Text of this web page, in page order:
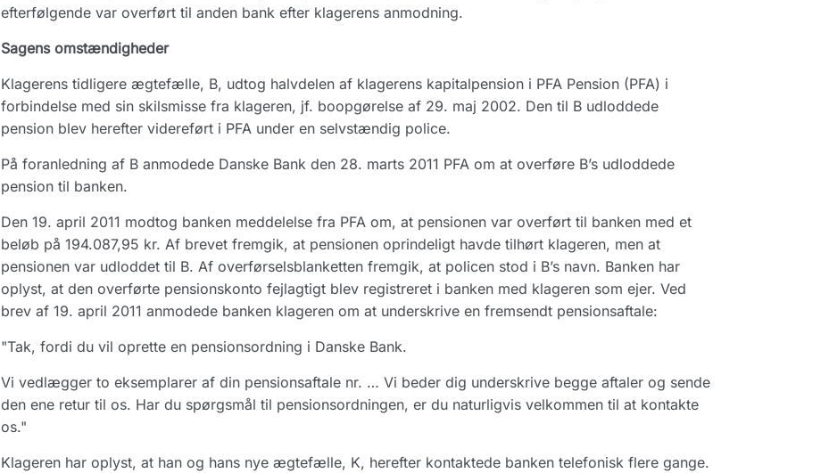
efterfølgende var overført til anden bank efter klagerens anmodning.
Sagens omstændigheder
Klagerens tidligere ægtefælle, B, udtog halvdelen af klagerens kapitalpension i PFA Pension (PFA) i
forbindelse med sin skilsmisse fra klageren, jf. boopgørelse af 29. maj 2002. Den til B udloddede
pension blev herefter videreført i PFA under en selvstændig police.
På foranledning af B anmodede Danske Bank den 28. marts 2011 PFA om at overføre B’s udloddede
pension til banken.
Den 19. april 2011 modtog banken meddelelse fra PFA om, at pensionen var overført til banken med et
beløb på 194.087,95 kr. Af brevet fremgik, at pensionen oprindeligt havde tilhørt klageren, men at
pensionen var udloddet til B. Af overførselsblanketten fremgik, at policen stod i B’s navn. Banken har
oplyst, at den overførte pensionskonto fejlagtigt blev registreret i banken med klageren som ejer. Ved
brev af 19. april 2011 anmodede banken klageren om at underskrive en fremsendt pensionsaftale:
"Tak, fordi du vil oprette en pensionsordning i Danske Bank.
Vi vedlægger to eksemplarer af din pensionsaftale nr. … Vi beder dig underskrive begge aftaler og sende
den ene retur til os. Har du spørgsmål til pensionsordningen, er du naturligvis velkommen til at kontakte
os."
Klageren har oplyst, at han og hans nye ægtefælle, K, herefter kontaktede banken telefonisk flere gange.